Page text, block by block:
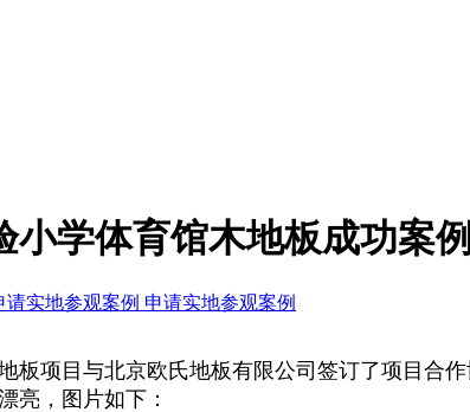
小学体育馆木地板成功案例
请实地参观案例 申请实地参观案例
板项目与北京欧氏地板有限公司签订了项目合
亮，图片如下：